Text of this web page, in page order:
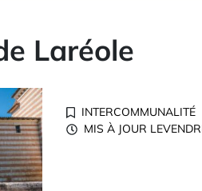
Laréole
INTERCOMMUNALITÉ
MIS À JOUR LE